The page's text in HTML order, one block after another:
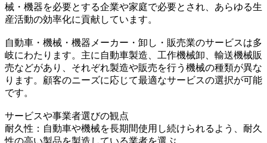
械・機器を必要とする企業や家庭で必要とされ、あらゆる生
産活動の効率化に貢献しています。
自動車・機械・機器メーカー・卸し・販売業のサービスは多
岐にわたります。主に自動車製造、工作機械卸、輸送機械販
売などがあり、それぞれ製造や販売を行う機械の種類が異な
ります。顧客のニーズに応じて最適なサービスの選択が可能
です。
サービスや事業者選びの観点
耐久性：自動車や機械を長期間使用し続けられるよう、耐久
性の高い製品を製造している業者を選ぶ